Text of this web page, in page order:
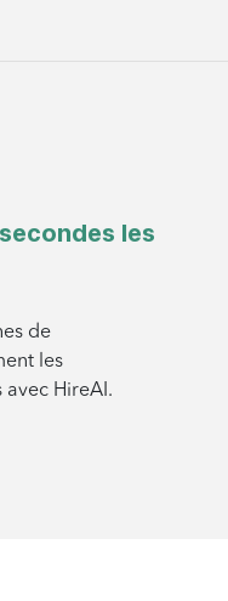
les
de
les
HireAI.